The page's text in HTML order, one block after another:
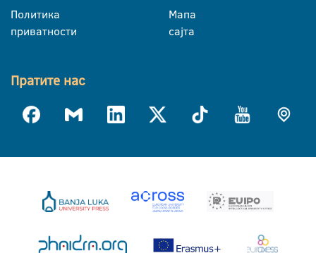
Политика
приватности
Мапа
сајта
Пратите нас